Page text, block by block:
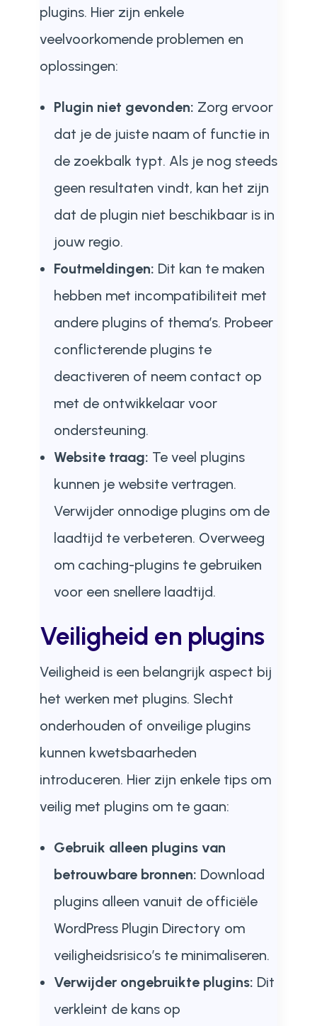
plugins. Hier zijn enkele
veelvoorkomende problemen en
oplossingen:
Plugin niet gevonden: Zorg ervoor
dat je de juiste naam of functie in
de zoekbalk typt. Als je nog steeds
geen resultaten vindt, kan het zijn
dat de plugin niet beschikbaar is in
jouw regio.
Foutmeldingen: Dit kan te maken
hebben met incompatibiliteit met
andere plugins of thema’s. Probeer
conflicterende plugins te
deactiveren of neem contact op
met de ontwikkelaar voor
ondersteuning.
Website traag: Te veel plugins
kunnen je website vertragen.
Verwijder onnodige plugins om de
laadtijd te verbeteren. Overweeg
om caching-plugins te gebruiken
voor een snellere laadtijd.
Veiligheid en plugins
Veiligheid is een belangrijk aspect bij
het werken met plugins. Slecht
onderhouden of onveilige plugins
kunnen kwetsbaarheden
introduceren. Hier zijn enkele tips om
veilig met plugins om te gaan:
Gebruik alleen plugins van
betrouwbare bronnen: Download
plugins alleen vanuit de officiële
WordPress Plugin Directory om
veiligheidsrisico’s te minimaliseren.
Verwijder ongebruikte plugins: Dit
verkleint de kans op